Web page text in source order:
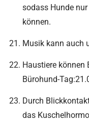
sodass Hunde
können.
Musik kann auch
Haustiere können
Bürohund-
Durch
das